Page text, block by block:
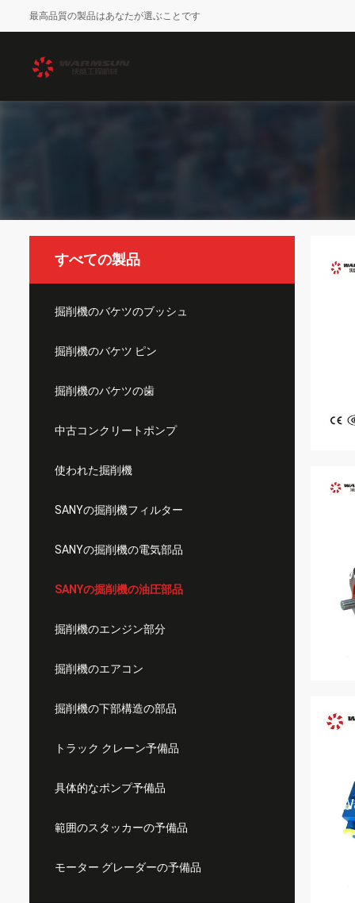
最高品質の製品はあなたが選ぶことです
すべての製品
掘削機のバケツのブッシュ
掘削機のバケツ ピン
掘削機のバケツの歯
中古コンクリートポンプ
使われた掘削機
SANYの掘削機フィルター
SANYの掘削機の電気部品
SANYの掘削機の油圧部品
掘削機のエンジン部分
掘削機のエアコン
掘削機の下部構造の部品
トラック クレーン予備品
具体的なポンプ予備品
範囲のスタッカーの予備品
モーター グレーダーの予備品